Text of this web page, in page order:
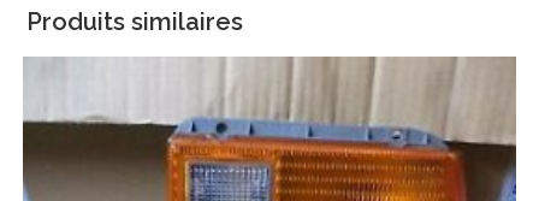
Produits similaires